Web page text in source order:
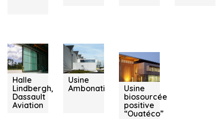
Halle
Lindbergh,
Dassault
Aviation
Usine
Ambonati
Usine
biosourcée
positive
“Ouatéco”